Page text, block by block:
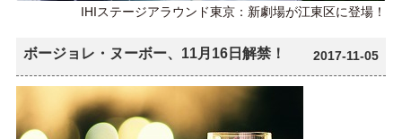
IHIステージアラウンド東京：新劇場が江東区に登場！
ボージョレ・ヌーボー、11月16日解禁！ 2017-11-05